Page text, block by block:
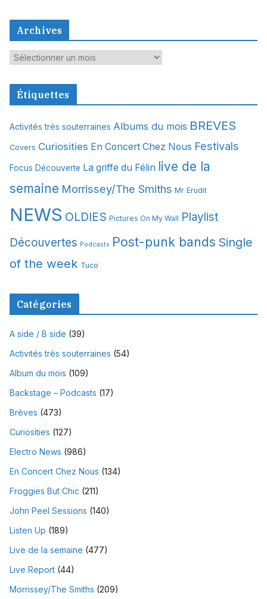
Archives
A
c
v
e
Étiquettes
Activités très souterraines Albums du mois BREVES
Covers Curiosities En Concert Chez Nous Festivals
Focus Découverte La griffe du Félin live de la
semaine Morrissey/The Smiths Mr Erudit
NEWS OLDIES Pictures On My Wall Playlist
Découvertes Podcasts Post-punk bands Single
of the week Tuco
Catégories
A side / B side (39)
Activités très souterraines (54)
Album du mois (109)
Backstage – Podcasts (17)
Brèves (473)
Curiosities (127)
Electro News (986)
En Concert Chez Nous (134)
Froggies But Chic (211)
John Peel Sessions (140)
Listen Up (189)
Live de la semaine (477)
Live Report (44)
Morrissey/The Smiths (209)